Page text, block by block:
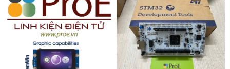
Mounting Through Hole
Lead Shape Through Hole